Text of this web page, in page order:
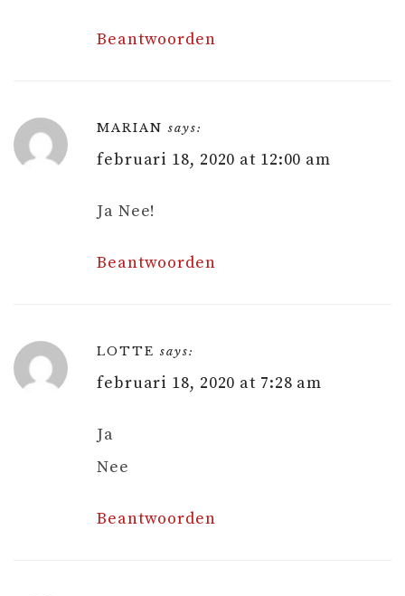
Beantwoorden
MARIAN says:
februari 18, 2020 at 12:00 am
Ja Nee!
Beantwoorden
LOTTE says:
februari 18, 2020 at 7:28 am
Ja
Nee
Beantwoorden